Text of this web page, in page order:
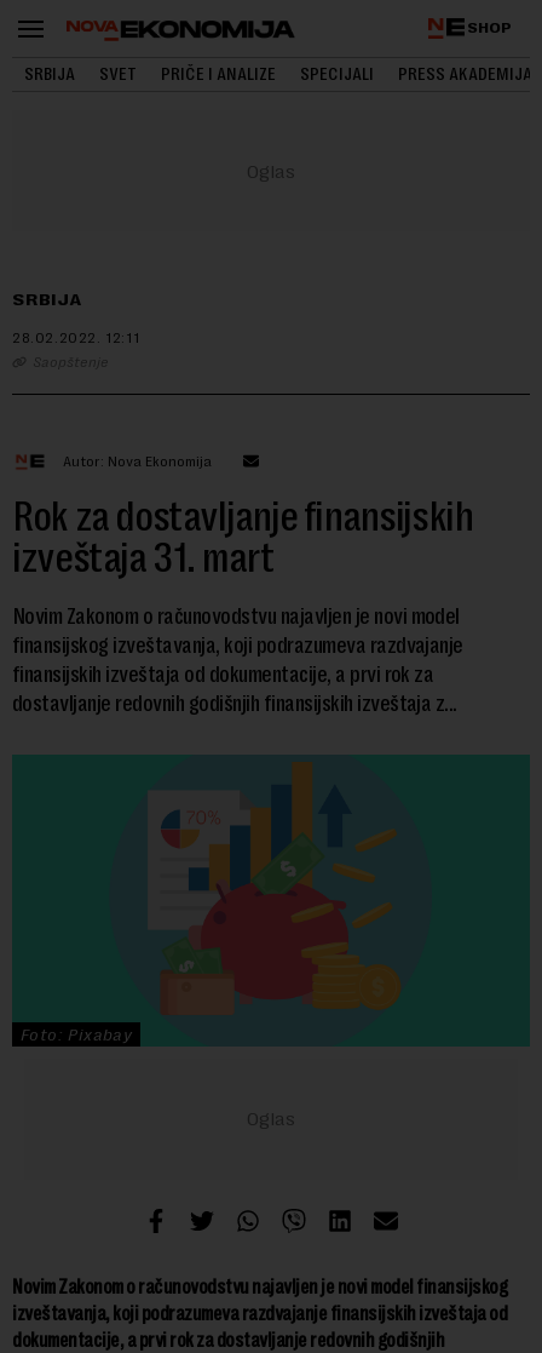
SHOP
SRBIJA SVET PRIČE I ANALIZE SPECIJALI PRESS AKADEMIJA
SRBIJA
28.02.2022. 12:11
Saopštenje
Autor: Nova Ekonomija
Rok za dostavljanje finansijskih
izveštaja 31. mart
Novim Zakonom o računovodstvu najavljen je novi model
finansijskog izveštavanja, koji podrazumeva razdvajanje
finansijskih izveštaja od dokumentacije, a prvi rok za
dostavljanje redovnih godišnjih finansijskih izveštaja z...
Foto: Pixabay
Novim Zakonom o računovodstvu najavljen je novi model finansijskog
izveštavanja, koji podrazumeva razdvajanje finansijskih izveštaja od
dokumentacije, a prvi rok za dostavljanje redovnih godišnjih